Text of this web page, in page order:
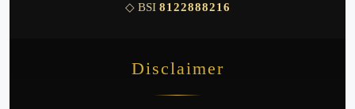
◇ BSI 8122888216
Disclaimer